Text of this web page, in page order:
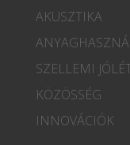
AKUSZTIKA
SZELLEMI
KÖZÖSSÉG
INNOVÁCIÓK